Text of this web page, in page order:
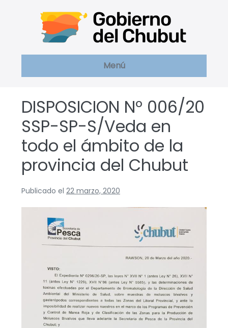
Menú
DISPOSICION Nº 006/20
SSP-SP-S/Veda en
todo el ámbito de la
provincia del Chubut
Publicado el 22 marzo, 2020